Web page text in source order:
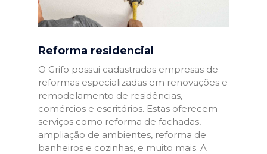
Reforma residencial
O Grifo possui cadastradas empresas de
reformas especializadas em renovações e
remodelamento de residências,
comércios e escritórios. Estas oferecem
serviços como reforma de fachadas,
ampliação de ambientes, reforma de
banheiros e cozinhas, e muito mais. A